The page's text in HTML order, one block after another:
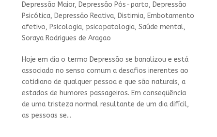
Depressão Maior, Depressão Pós-parto, Depressão
Psicótica, Depressão Reativa, Distimia, Embotamento
afetivo, Psicologia, psicopatologia, Saúde mental,
Soraya Rodrigues de Aragao
Hoje em dia o termo Depressão se banalizou e está
associado no senso comum a desafios inerentes ao
cotidiano de qualquer pessoa e que são naturais, a
estados de humores passageiros. Em conseqüência
de uma tristeza normal resultante de um dia difícil,
as pessoas se...